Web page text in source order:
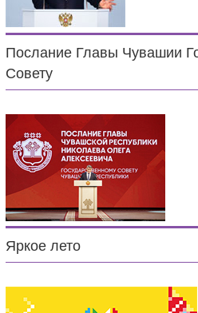
Послание Главы Чувашии
Совету
Яркое лето